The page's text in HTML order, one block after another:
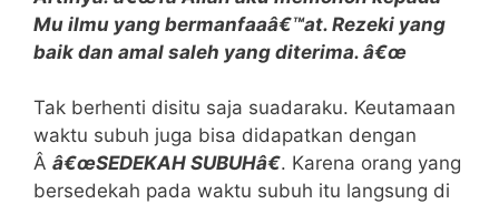
Mu ilmu yang bermanfaaâ€™at. Rezeki yang
baik dan amal saleh yang diterima. â€œ
Tak berhenti disitu saja suadaraku. Keutamaan
waktu subuh juga bisa didapatkan dengan
Â â€œSEDEKAH SUBUHâ€. Karena orang yang
bersedekah pada waktu subuh itu langsung di